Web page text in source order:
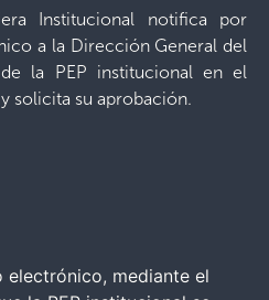
Institucional notifica por
a la Dirección General del
la PEP institucional en el
solicita su aprobación.
electrónico, mediante el